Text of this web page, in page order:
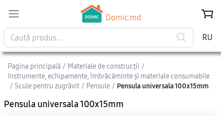
Domic.md
RU
Pagina principală / Materiale de construcții /
Instrumente, echipamente, îmbrăcăminte și materiale consumabile
/ Scule pentru zugrăvit / Pensule / Pensula universala 100x15mm
Pensula universala 100x15mm